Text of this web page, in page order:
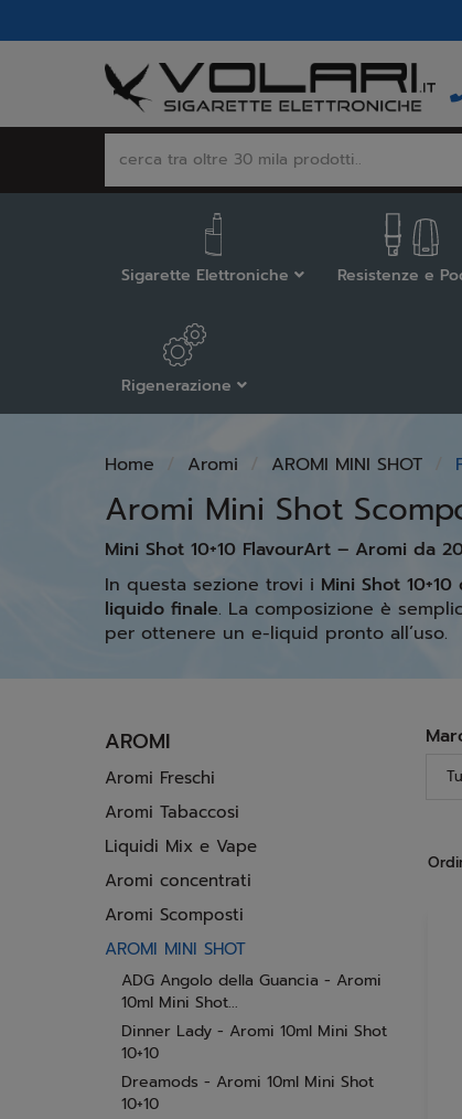
Sigarette Elettroniche Resistenze e
Rigenerazione
Home Aromi AROMI MINI SHOT
Aromi Mini Shot
Mini Shot 10+10 FlavourArt – Aromi da
In questa sezione trovi i Mini Shot
liquido finale. La composizione è
per ottenere un e-liquid pronto all’uso.
AROMI
Aromi Freschi
Aromi Tabaccosi
Liquidi Mix e Vape
Aromi concentrati
Aromi Scomposti
AROMI MINI SHOT
ADG Angolo della Guancia - Aromi
10ml Mini Shot...
Dinner Lady - Aromi 10ml Mini Shot
10+10
Dreamods - Aromi 10ml Mini Shot
10+10